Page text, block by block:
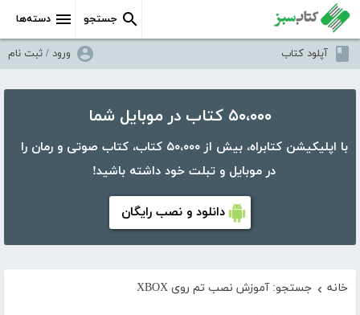
دسته‌ها جستجو
آپلود کتاب ورود / ثبت نام
۵۰،۰۰۰ کتاب در موبایل شما
با اپلیکیشن کتابراه، بیش از ۵۰،۰۰۰ کتاب، کتاب صوتی و رمان را
در موبایل و تبلت خود داشته باشید!
دانلود و نصب رایگان
خانه › جستجو: آموزش نصب تم روی XBOX